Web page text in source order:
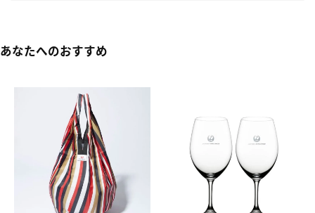
あなたへのおすすめ